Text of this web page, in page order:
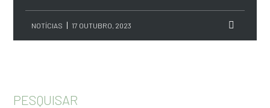
NOTÍCIAS 17 OUTUBRO, 2023
PESQUISAR